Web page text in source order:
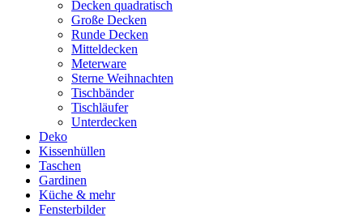
Decken quadratisch
Große Decken
Runde Decken
Mitteldecken
Meterware
Sterne Weihnachten
Tischbänder
Tischläufer
Unterdecken
Deko
Kissenhüllen
Taschen
Gardinen
Küche & mehr
Fensterbilder